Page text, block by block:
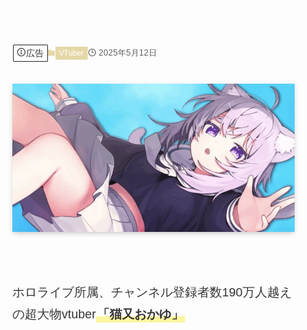
広告 VTuber 2025年5月12日
ホロライブ所属、チャンネル登録者数190万人越え
の超大物vtuber「猫又おかゆ」